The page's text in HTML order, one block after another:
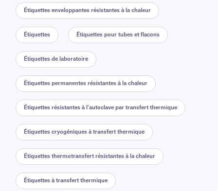
Étiquettes enveloppantes résistantes à la chaleur
Étiquettes Étiquettes pour tubes et flacons
Étiquettes de laboratoire
Étiquettes permanentes résistantes à la chaleur
Étiquettes résistantes à l'autoclave par transfert thermique
Étiquettes cryogéniques à transfert thermique
Étiquettes thermotransfert résistantes à la chaleur
Étiquettes à transfert thermique